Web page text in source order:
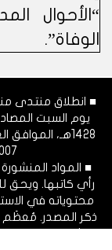
“الأحوال
الوفاة”.
■ انطلاق منتدى
يوم السبت
1428هـ،
■ المواد
رأي كاتبها. ويحق
محتوياته في
ذكر المصدر. مُعظَم